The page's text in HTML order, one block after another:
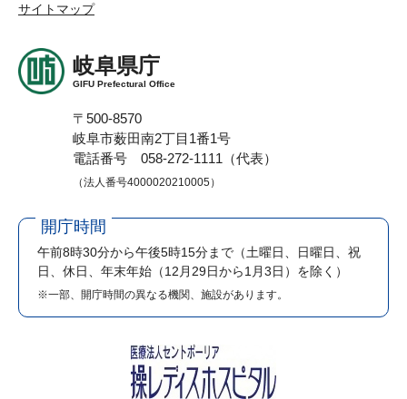
サイトマップ
岐阜県庁
GIFU Prefectural Office
〒500-8570
岐阜市薮田南2丁目1番1号
電話番号 058-272-1111（代表）
（法人番号4000020210005）
開庁時間
午前8時30分から午後5時15分まで （土曜日、日曜日、祝
日、休日、年末年始（12月29日から1月3日）を除く）
※一部、開庁時間の異なる機関、施設があります。